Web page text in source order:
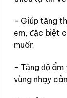
– Giúp tăng
em, đặc biệt
muốn
– Tăng độ
vùng nhạy